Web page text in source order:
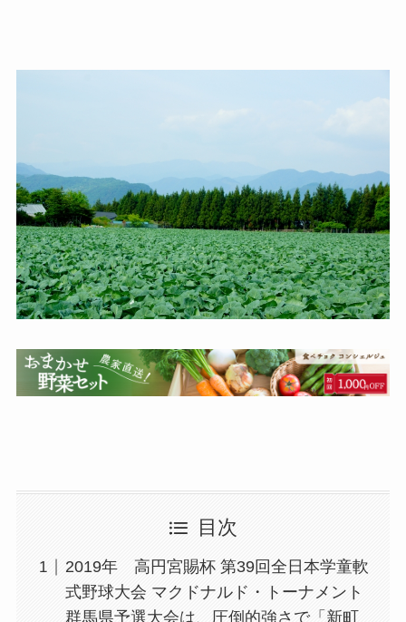
目次
2019年 高円宮賜杯 第39回全日本学童軟
式野球大会 マクドナルド・トーナメント
群馬県予選大会は、圧倒的強さで「新町